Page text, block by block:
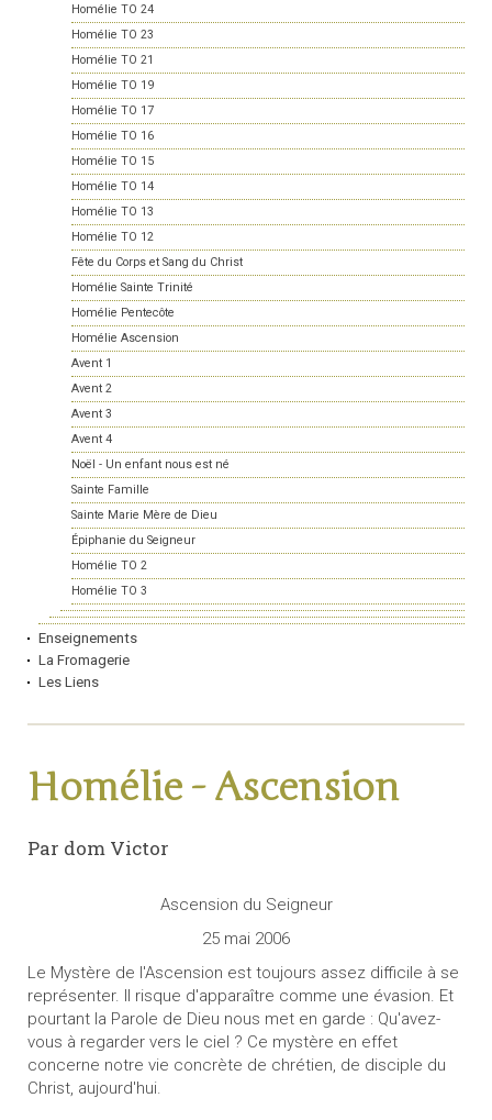
Homélie TO 24
Homélie TO 23
Homélie TO 21
Homélie TO 19
Homélie TO 17
Homélie TO 16
Homélie TO 15
Homélie TO 14
Homélie TO 13
Homélie TO 12
Fête du Corps et Sang du Christ
Homélie Sainte Trinité
Homélie Pentecôte
Homélie Ascension
Avent 1
Avent 2
Avent 3
Avent 4
Noël - Un enfant nous est né
Sainte Famille
Sainte Marie Mère de Dieu
Épiphanie du Seigneur
Homélie TO 2
Homélie TO 3
Enseignements
La Fromagerie
Les Liens
Homélie - Ascension
Par dom Victor
Ascension du Seigneur
25 mai 2006
Le Mystère de l'Ascension est toujours assez difficile à se
représenter. Il risque d'apparaître comme une évasion. Et
pourtant la Parole de Dieu nous met en garde : Qu'avez-
vous à regarder vers le ciel ? Ce mystère en effet
concerne notre vie concrète de chrétien, de disciple du
Christ, aujourd'hui.